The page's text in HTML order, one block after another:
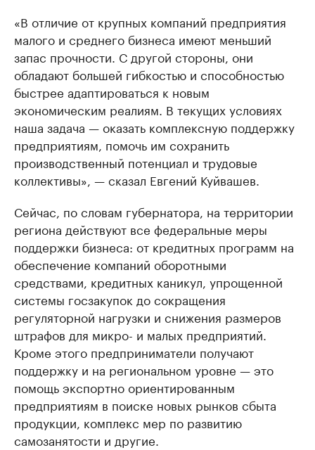
«В отличие от крупных компаний предприятия
малого и среднего бизнеса имеют меньший
запас прочности. С другой стороны, они
обладают большей гибкостью и способностью
быстрее адаптироваться к новым
экономическим реалиям. В текущих условиях
наша задача — оказать комплексную поддержку
предприятиям, помочь им сохранить
производственный потенциал и трудовые
коллективы», — сказал Евгений Куйвашев.
Сейчас, по словам губернатора, на территории
региона действуют все федеральные меры
поддержки бизнеса: от кредитных программ на
обеспечение компаний оборотными
средствами, кредитных каникул, упрощенной
системы госзакупок до сокращения
регуляторной нагрузки и снижения размеров
штрафов для микро- и малых предприятий.
Кроме этого предприниматели получают
поддержку и на региональном уровне — это
помощь экспортно ориентированным
предприятиям в поиске новых рынков сбыта
продукции, комплекс мер по развитию
самозанятости и другие.